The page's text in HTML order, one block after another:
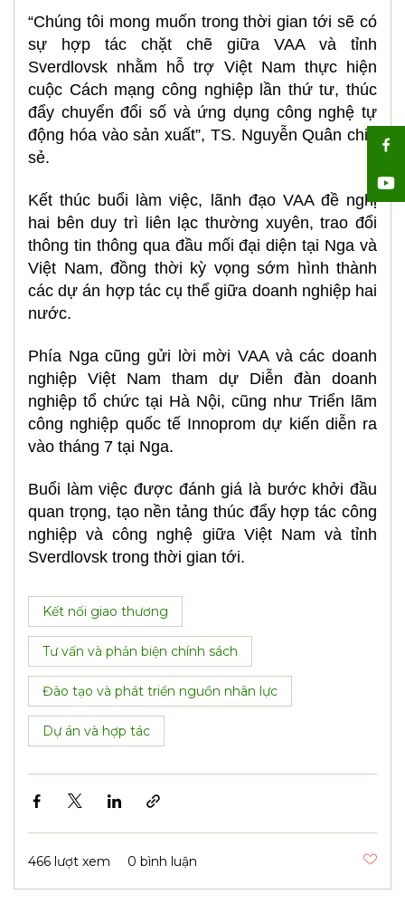
“Chúng tôi mong muốn trong thời gian tới sẽ có
sự hợp tác chặt chẽ giữa VAA và tỉnh
Sverdlovsk nhằm hỗ trợ Việt Nam thực hiện
cuộc Cách mạng công nghiệp lần thứ tư, thúc
đẩy chuyển đổi số và ứng dụng công nghệ tự
động hóa vào sản xuất”, TS. Nguyễn Quân chia
sẻ.
Kết thúc buổi làm việc, lãnh đạo VAA đề nghị
hai bên duy trì liên lạc thường xuyên, trao đổi
thông tin thông qua đầu mối đại diện tại Nga và
Việt Nam, đồng thời kỳ vọng sớm hình thành
các dự án hợp tác cụ thể giữa doanh nghiệp hai
nước.
Phía Nga cũng gửi lời mời VAA và các doanh
nghiệp Việt Nam tham dự Diễn đàn doanh
nghiệp tổ chức tại Hà Nội, cũng như Triển lãm
công nghiệp quốc tế Innoprom dự kiến diễn ra
vào tháng 7 tại Nga.
Buổi làm việc được đánh giá là bước khởi đầu
quan trọng, tạo nền tảng thúc đẩy hợp tác công
nghiệp và công nghệ giữa Việt Nam và tỉnh
Sverdlovsk trong thời gian tới.
Kết nối giao thương
Tư vấn và phản biện chính sách
Đào tạo và phát triển nguồn nhân lực
Dự án và hợp tác
466 lượt xem 0 bình luận